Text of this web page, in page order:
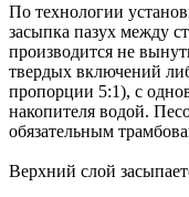
По технологии
засыпка пазух между
производится не
твердых включений
пропорции 5:1), с
накопителя водой.
обязательным
Верхний слой